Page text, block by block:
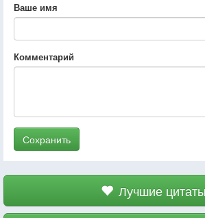
Ваше имя
Комментарий
Сохранить
Лучшие цитаты